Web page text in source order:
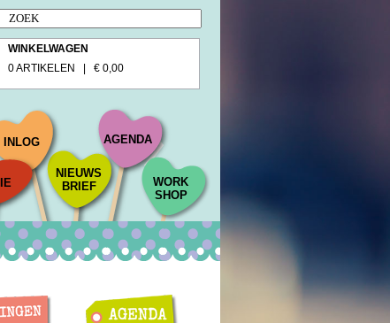
WINKELWAGEN
0 ARTIKELEN | € 0,00
INLOG
NIEUWS
BRIEF
AGENDA
WORK
SHOP